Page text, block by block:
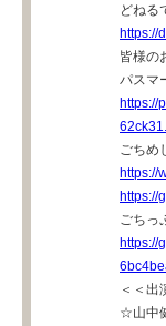
どねる
https://
皆様の
パスマ
https://
ごちめ
https://
https://
ごちっ
https://
＜＜出
☆山中